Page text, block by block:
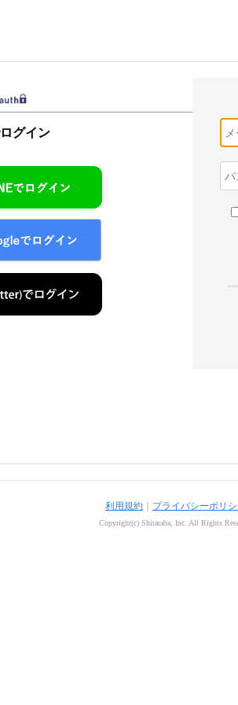
グイン
利用規約 プライバシーポリ
Copyright(c) Shitaraba, Inc. All Rights